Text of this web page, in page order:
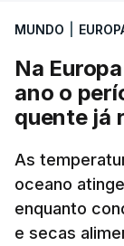
MUNDO
Na
ano o
quente já
As
oceano
enquanto
e secas